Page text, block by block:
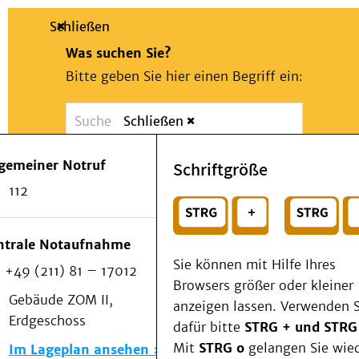
Suche
Schließen
Was suchen Sie?
Bitte geben Sie hier einen Begriff ein:
Suchen
Wählen Sie ein Thema für Ihren
Notfall
Schließen
Notruf
112
Notaufnahme
+49 (211) 81 – 17012
Gebäude ZOM II,
Erdgeschoss
Im Lageplan ansehen
Schriftgröße
Sie können mit Hilfe Ihres
Browsers größer oder kleiner
anzeigen lassen. Verwenden
dafür bitte STRG + und
Mit STRG o gelangen Sie
Patienten & Besucher
Als Patient am UKD
Beratung und Unterstützung
Veranstaltungen
Kommunikation im Medizinwesen (KIM)
Notfall
Forschung & Lehre
Medizinische Fakultät